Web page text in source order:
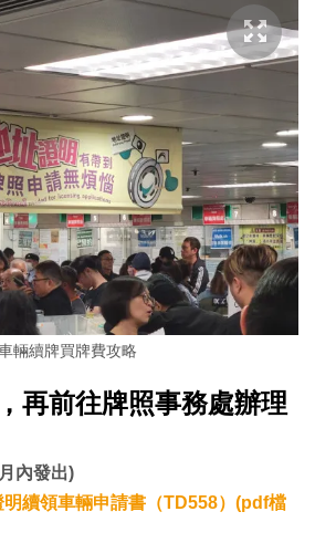
輛續牌買牌費攻略
再前往牌照事務處辦理
內發出)
續領車輛申請書（TD558）(pdf檔